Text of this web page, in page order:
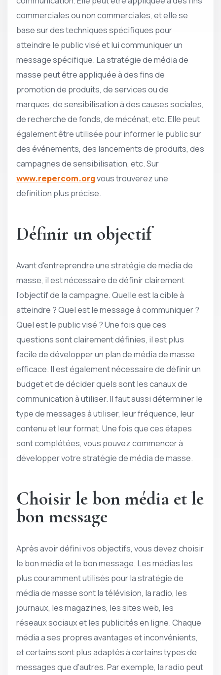
commerciales ou non commerciales, et elle se
base sur des techniques spécifiques pour
atteindre le public visé et lui communiquer un
message spécifique. La stratégie de média de
masse peut être appliquée à des fins de
promotion de produits, de services ou de
marques, de sensibilisation à des causes sociales,
de recherche de fonds, de mécénat, etc. Elle peut
également être utilisée pour informer le public sur
des événements, des lancements de produits, des
campagnes de sensibilisation, etc. Sur
www.repercom.orgvous trouverez une
définition plus précise.
Définir un objectif
Avant d’entreprendre une stratégie de média de
masse, il est nécessaire de définir clairement
l’objectif de la campagne. Quelle est la cible à
atteindre ? Quel est le message à communiquer ?
Quel est le public visé ? Une fois que ces
questions sont clairement définies, il est plus
facile de développer un plan de média de masse
efficace. Il est également nécessaire de définir un
budget et de décider quels sont les canaux de
communication à utiliser. Il faut aussi déterminer le
type de messages à utiliser, leur fréquence, leur
contenu et leur format. Une fois que ces étapes
sont complétées, vous pouvez commencer à
développer votre stratégie de média de masse.
Choisir le bon média et le
bon message
Après avoir défini vos objectifs, vous devez choisir
le bon média et le bon message. Les médias les
plus couramment utilisés pour la stratégie de
média de masse sont la télévision, la radio, les
journaux, les magazines, les sites web, les
réseaux sociaux et les publicités en ligne. Chaque
média a ses propres avantages et inconvénients,
et certains sont plus adaptés à certains types de
messages que d’autres. Par exemple, la radio peut